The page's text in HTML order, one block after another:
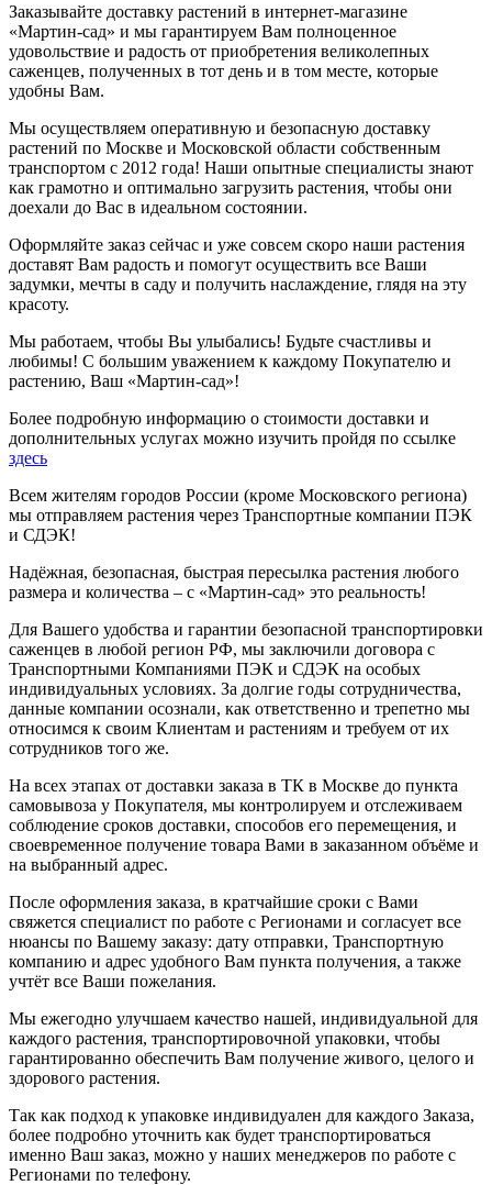
Заказывайте доставку растений в интернет-магазине
«Мартин-сад» и мы гарантируем Вам полноценное
удовольствие и радость от приобретения великолепных
саженцев, полученных в тот день и в том месте, которые
удобны Вам.
Мы осуществляем оперативную и безопасную доставку
растений по Москве и Московской области собственным
транспортом с 2012 года! Наши опытные специалисты знают
как грамотно и оптимально загрузить растения, чтобы они
доехали до Вас в идеальном состоянии.
Оформляйте заказ сейчас и уже совсем скоро наши растения
доставят Вам радость и помогут осуществить все Ваши
задумки, мечты в саду и получить наслаждение, глядя на эту
красоту.
Мы работаем, чтобы Вы улыбались! Будьте счастливы и
любимы! С большим уважением к каждому Покупателю и
растению, Ваш «Мартин-сад»!
Более подробную информацию о стоимости доставки и
дополнительных услугах можно изучить пройдя по ссылке
здесь
Всем жителям городов России (кроме Московского региона)
мы отправляем растения через Транспортные компании ПЭК
и СДЭК!
Надёжная, безопасная, быстрая пересылка растения любого
размера и количества – с «Мартин-сад» это реальность!
Для Вашего удобства и гарантии безопасной транспортировки
саженцев в любой регион РФ, мы заключили договора с
Транспортными Компаниями ПЭК и СДЭК на особых
индивидуальных условиях. За долгие годы сотрудничества,
данные компании осознали, как ответственно и трепетно мы
относимся к своим Клиентам и растениям и требуем от их
сотрудников того же.
На всех этапах от доставки заказа в ТК в Москве до пункта
самовывоза у Покупателя, мы контролируем и отслеживаем
соблюдение сроков доставки, способов его перемещения, и
своевременное получение товара Вами в заказанном объёме и
на выбранный адрес.
После оформления заказа, в кратчайшие сроки с Вами
свяжется специалист по работе с Регионами и согласует все
нюансы по Вашему заказу: дату отправки, Транспортную
компанию и адрес удобного Вам пункта получения, а также
учтёт все Ваши пожелания.
Мы ежегодно улучшаем качество нашей, индивидуальной для
каждого растения, транспортировочной упаковки, чтобы
гарантированно обеспечить Вам получение живого, целого и
здорового растения.
Так как подход к упаковке индивидуален для каждого Заказа,
более подробно уточнить как будет транспортироваться
именно Ваш заказ, можно у наших менеджеров по работе с
Регионами по телефону.